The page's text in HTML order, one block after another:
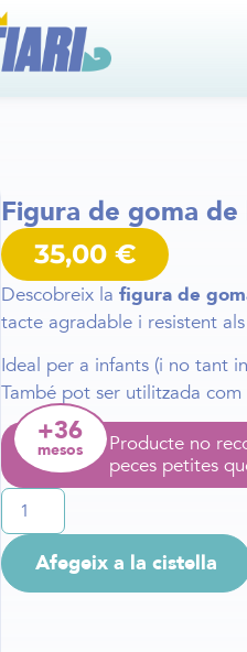
Figura de goma
35,00 €
Descobreix la figura de
tacte agradable i resistent
Ideal per a infants (i no tant
També pot ser utilitzada
+36
mesos
Producte no
peces petites
Afegeix a la cistella